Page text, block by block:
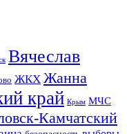
Вячеслав
ЖКХ Жанна
край Крым МЧС
Камчатский